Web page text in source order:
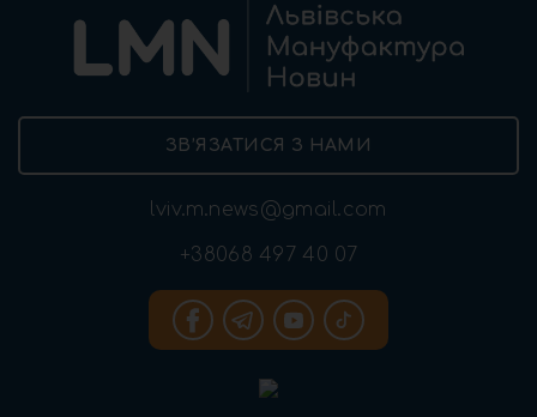
ЗВ’ЯЗАТИСЯ З НАМИ
lviv.m.news@gmail.com
+38068 497 40 07